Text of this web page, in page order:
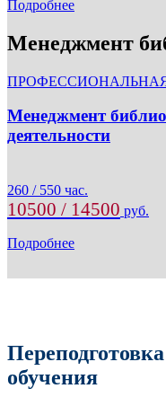
Подробнее
Менеджмент
Менеджмент
деятельности
260 / 550 час.
10500 / 14500 руб.
Подробнее
обучения